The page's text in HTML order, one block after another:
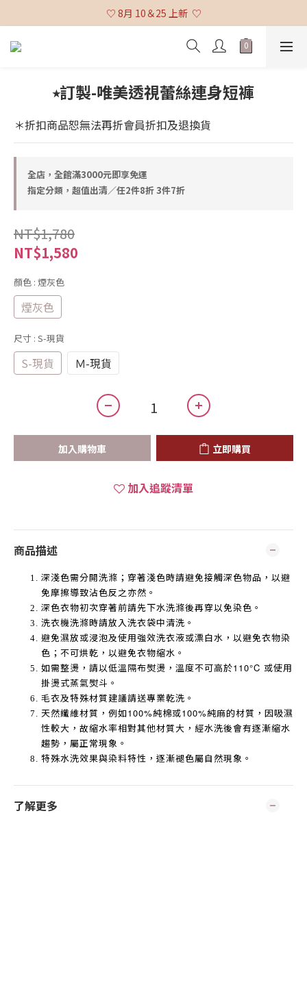
♡ 全館消費滿 $3,000 免運 (不含貨到付款及海外配送) ♡
♡ 8月 10＆25 上新  ♡
♡ 全館消費滿 $3,000 免運 (不含貨到付款及海外配送) ♡
⭒訂製-唯美透視蕾絲連身短褲
＊折扣商品恕無法再折會員折扣及退換貨
全店，全館滿3000元即享免運
指定分類，超值出清／任2件8折 3件7折
NT$1,780
NT$1,580
顏色 : 煙灰色
煙灰色
尺寸 : S-現貨
S-現貨 Ｍ-現貨
加入購物車 立即購買
加入追蹤清單
商品描述
深淺色需分開洗滌；穿著淺色時請避免接觸深色物品，以避
免摩擦導致沾色反之亦然。
深色衣物初次穿著前請先下水洗滌後再穿以免染色。
洗衣機洗滌時請放入洗衣袋中清洗。
避免濕放或浸泡及使用強效洗衣液或漂白水，以避免衣物染
色；不可烘乾，以避免衣物縮水。
如需整燙，請以低溫隔布熨燙，溫度不可高於110°C 或使用
掛燙式蒸氣熨斗。
毛衣及特殊材質建議請送專業乾洗。
天然纖維材質，例如100%純棉或100%純麻的材質，因吸濕
性較大，故縮水率相對其他材質大，經水洗後會有逐漸縮水
趨勢，屬正常現象。
特殊水洗效果與染料特性，逐漸褪色屬自然現象。
了解更多